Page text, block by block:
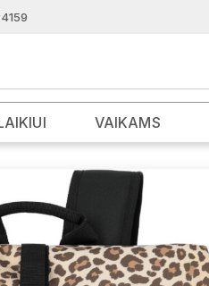
VAIKAMS